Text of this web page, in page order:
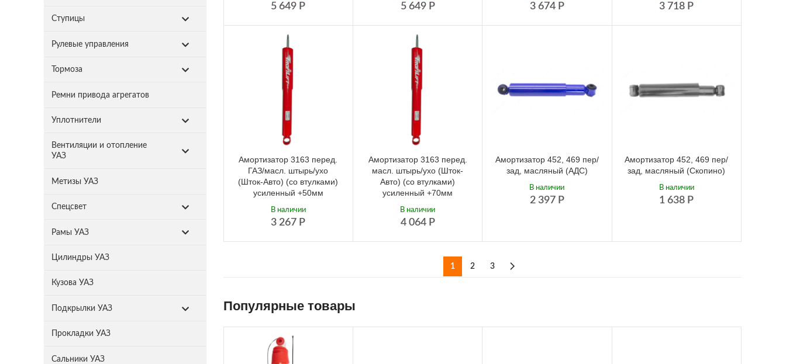
Ступицы
Рулевые управления
Тормоза
Ремни привода агрегатов
Уплотнители
Вентиляции и отопление
УАЗ
Метизы УАЗ
Спецсвет
Рамы УАЗ
Цилиндры УАЗ
Кузова УАЗ
Подкрылки УАЗ
Прокладки УАЗ
Сальники УАЗ
5 649 Р 5 649 Р 3 674 Р 3 718 Р
Амортизатор 3163 перед.
ГАЗ/масл. штырь/ухо
(Шток-Авто) (со втулками)
усиленный +50мм
3 267 Р
В наличии
Амортизатор 3163 перед.
масл. штырь/ухо (Шток-
Авто) (со втулками)
усиленный +70мм
4 064 Р
В наличии
Амортизатор 452, 469 пер/
зад, масляный (АДС)
2 397 Р
В наличии
Амортизатор 452, 469 пер/
зад, масляный (Скопино)
1 638 Р
В наличии
1 2 3
Популярные товары